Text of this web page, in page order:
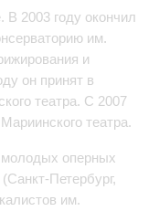
2003 году окончил
им.
и
он принят в
театра. С 2007
театра.
оперных
Петербург,
им.